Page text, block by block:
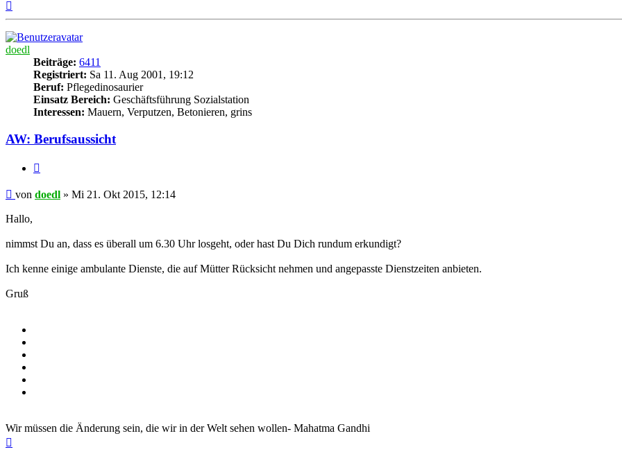
doedl
Beiträge: 6411
Registriert: Sa 11. Aug 2001, 19:12
Beruf: Pflegedinosaurier
Einsatz Bereich: Geschäftsführung Sozialstation
Interessen: Mauern, Verputzen, Betonieren, grins
AW: Berufsaussicht
Beitrag
von doedl » Mi 21. Okt 2015, 12:14
Hallo,
nimmst Du an, dass es überall um 6.30 Uhr losgeht, oder hast Du Dich rundum erkundigt?
Ich kenne einige ambulante Dienste, die auf Mütter Rücksicht nehmen und angepasste Dienstzeiten anbieten.
Gruß
Wir müssen die Änderung sein, die wir in der Welt sehen wollen- Mahatma Gandhi